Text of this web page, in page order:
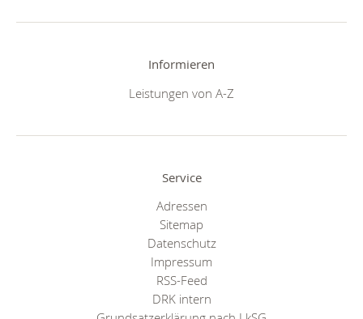
Informieren
Leistungen von A-Z
Service
Adressen
Sitemap
Datenschutz
Impressum
RSS-Feed
DRK intern